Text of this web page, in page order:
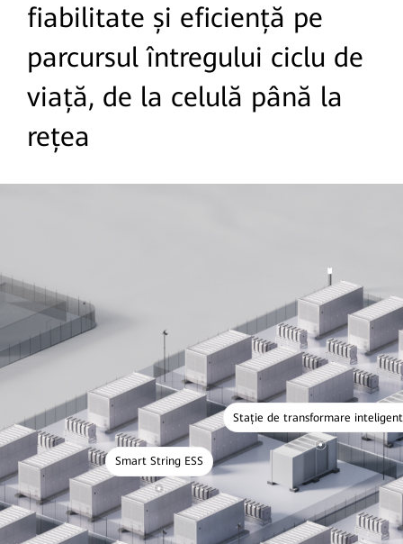
fiabilitate și eficiență pe
parcursul întregului ciclu de
viață, de la celulă până la
rețea
Smart String ESS
Stație de transformare